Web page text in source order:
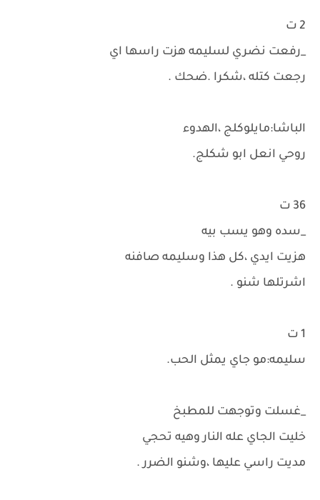
2 ت
_رفعت نضري لسليمه هزت راسها اي
رجعت كتله ،شكرا .ضحك .
الباشا:مايلوكلج ،الهدوء
روحي انعل ابو شكلج.
36 ت
_سده وهو يسب بيه
هزيت ايدي ،كل هذا وسليمه صافنه
اشرتلها شنو .
1 ت
سليمه:مو جاي يمثل الحب.
_غسلت وتوجهت للمطبخ
خليت الجاي عله النار وهيه تحجي
مديت راسي عليها ،وشنو الضرر .